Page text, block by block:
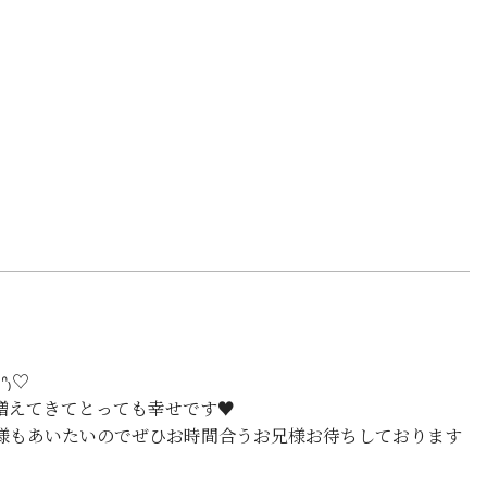
えてきてとっても幸せです♥
もあいたいのでぜひお時間合うお兄様お待ちしております